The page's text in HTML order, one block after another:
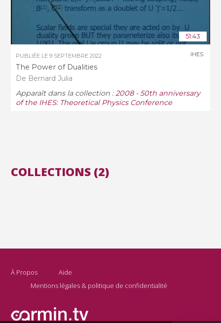
51:43
PUBLIÉE LE9 SEPTEMBRE 2022
The Power of Dualities
De Bernard Julia
IHES
Apparaît dans la collection :2008 - 50th anniversary
of the IHES: Theoretical Physics Conference
COLLECTIONS (2)
À Propos
Aide
Mentions légales & politique de confidentialité